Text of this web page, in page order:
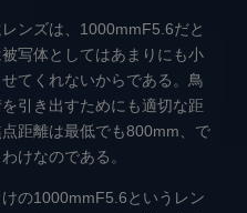
ンズは、1000mmF5.6だと
写体としてはあまりにも小
てくれないからである。鳥
引き出すためにも適切な距
距離は最低でも800mm、で
けなのである。
の1000mmF5.6というレン